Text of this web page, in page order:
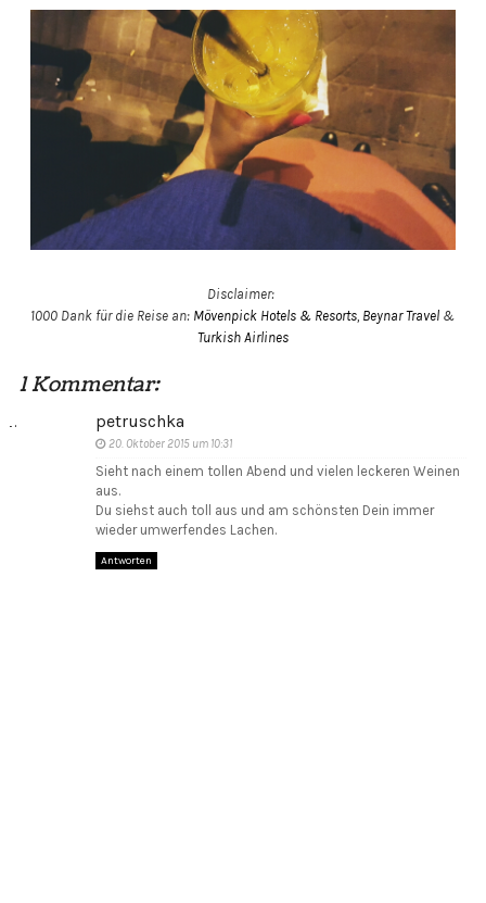
Disclaimer:
1000 Dank für die Reise an: Mövenpick Hotels & Resorts Beynar Travel &
Turkish Airlines
1 Kommentar:
petruschka
20. Oktober 2015 um 10:31
Sieht nach einem tollen Abend und vielen leckeren Weinen
aus.
Du siehst auch toll aus und am schönsten Dein immer
wieder umwerfendes Lachen.
Antworten